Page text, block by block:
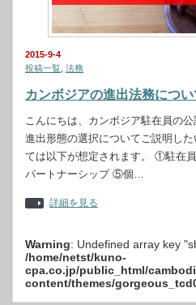
2015-9-4
投稿一覧 法務
カンボジアの進出法務につい
こんにちは、カンボジア駐在員の
進出形態の選択についてご説明し
ては以下が想定されます。 ①駐
パートナーシップ ⑤個…
詳細を見る
Warning: Undefined array key
/home/netst/kuno-
cpa.co.jp/public_html/
content/themes/